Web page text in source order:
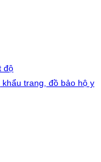
độ
trang, đồ bảo hộ y